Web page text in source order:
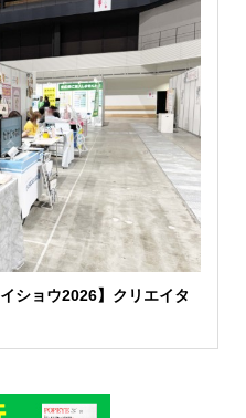
ショウ2026】クリエイタ